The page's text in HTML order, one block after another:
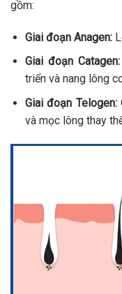
gồm:
Giai đoạn Anagen:
Giai đoạn
triển và nang lông
Giai đoạn Telogen:
và mọc lông thay